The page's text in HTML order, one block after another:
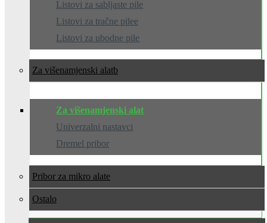
Listovi za sabljaste pile
Listovi za tračne pilee
Listovi za ubodne pile
Za višenamjenski alat
Za višenamjenski alat
Univerzalni nastavci
Dremel pribor
Pribor za mikro alate
Ostalo